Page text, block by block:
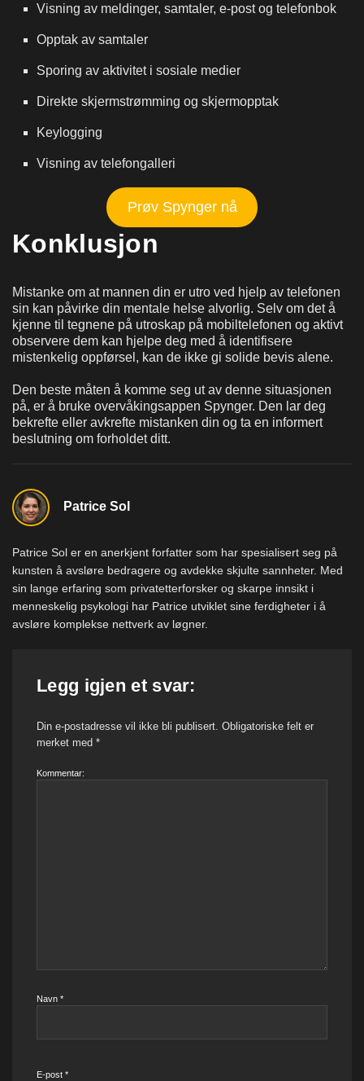
Visning av meldinger, samtaler, e-post og telefonbok
Opptak av samtaler
Sporing av aktivitet i sosiale medier
Direkte skjermstrømming og skjermopptak
Keylogging
Visning av telefongalleri
Prøv Spynger nå
Konklusjon
Mistanke om at mannen din er utro ved hjelp av telefonen
sin kan påvirke din mentale helse alvorlig. Selv om det å
kjenne til tegnene på utroskap på mobiltelefonen og aktivt
observere dem kan hjelpe deg med å identifisere
mistenkelig oppførsel, kan de ikke gi solide bevis alene.
Den beste måten å komme seg ut av denne situasjonen
på, er å bruke overvåkingsappen Spynger. Den lar deg
bekrefte eller avkrefte mistanken din og ta en informert
beslutning om forholdet ditt.
Patrice Sol
Patrice Sol er en anerkjent forfatter som har spesialisert seg på
kunsten å avsløre bedragere og avdekke skjulte sannheter. Med
sin lange erfaring som privatetterforsker og skarpe innsikt i
menneskelig psykologi har Patrice utviklet sine ferdigheter i å
avsløre komplekse nettverk av løgner.
Legg igjen et svar:
Din e-postadresse vil ikke bli publisert. Obligatoriske felt er
merket med *
Kommentar:
Navn *
E-post *